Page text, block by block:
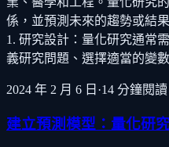
係，並預測未來的趨勢或結
1. 研究設計：量化研究通常
義研究問題、選擇適當的變
2024 年 2 月 6 日 ·14 分鐘閱讀
建立預測模型：量化研